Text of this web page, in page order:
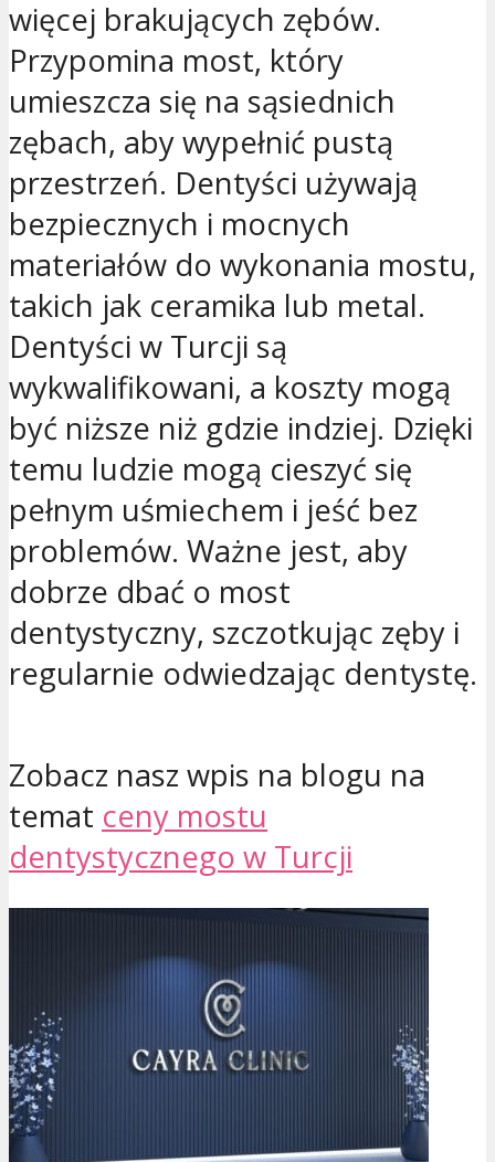
więcej brakujących zębów.
Przypomina most, który
umieszcza się na sąsiednich
zębach, aby wypełnić pustą
przestrzeń. Dentyści używają
bezpiecznych i mocnych
materiałów do wykonania mostu,
takich jak ceramika lub metal.
Dentyści w Turcji są
wykwalifikowani, a koszty mogą
być niższe niż gdzie indziej. Dzięki
temu ludzie mogą cieszyć się
pełnym uśmiechem i jeść bez
problemów. Ważne jest, aby
dobrze dbać o most
dentystyczny, szczotkując zęby i
regularnie odwiedzając dentystę.
Zobacz nasz wpis na blogu na
temat ceny mostu
dentystycznego w Turcji